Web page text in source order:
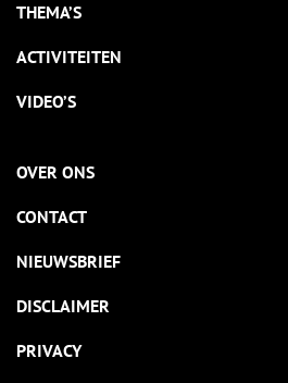
THEMA’S
ACTIVITEITEN
VIDEO’S
OVER ONS
CONTACT
NIEUWSBRIEF
DISCLAIMER
PRIVACY